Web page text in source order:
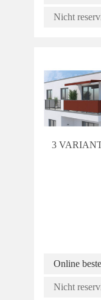
Nicht
3
Online
Nicht